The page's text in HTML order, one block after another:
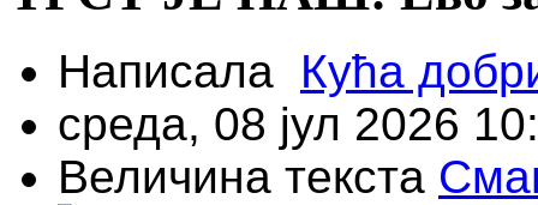
Написала Кућа
среда, 08 јул 2026
Величина текста